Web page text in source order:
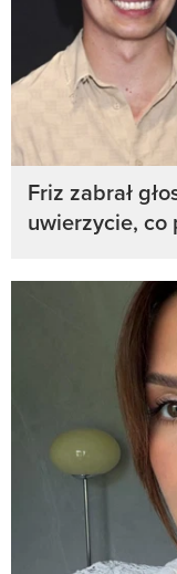
Friz zabrał
uwierzycie, co